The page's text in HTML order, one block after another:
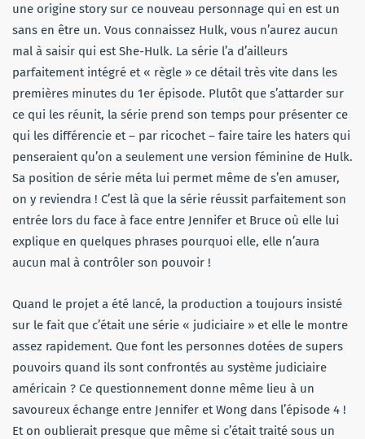
une origine story sur ce nouveau personnage qui en est un
sans en être un. Vous connaissez Hulk, vous n’aurez aucun
mal à saisir qui est She-Hulk. La série l’a d’ailleurs
parfaitement intégré et « règle » ce détail très vite dans les
premières minutes du 1er épisode. Plutôt que s’attarder sur
ce qui les réunit, la série prend son temps pour présenter ce
qui les différencie et – par ricochet – faire taire les haters qui
penseraient qu’on a seulement une version féminine de Hulk.
Sa position de série méta lui permet même de s’en amuser,
on y reviendra ! C’est là que la série réussit parfaitement son
entrée lors du face à face entre Jennifer et Bruce où elle lui
explique en quelques phrases pourquoi elle, elle n’aura
aucun mal à contrôler son pouvoir !
Quand le projet a été lancé, la production a toujours insisté
sur le fait que c’était une série « judiciaire » et elle le montre
assez rapidement. Que font les personnes dotées de supers
pouvoirs quand ils sont confrontés au système judiciaire
américain ? Ce questionnement donne même lieu à un
savoureux échange entre Jennifer et Wong dans l’épisode 4 !
Et on oublierait presque que même si c’était traité sous un